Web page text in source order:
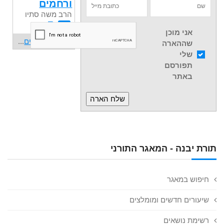
תורת יבנה - המאגר התורני
חיפוש במאגר
שיעורים חדשים ומומלצים
רשימת נושאים
אני מוכן
שההארה
שלי
תפורסם
באתר
ורחמים
הרב משה סתיו
ע
שיעורים נוספים...